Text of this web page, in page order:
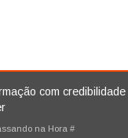
com credibilidade
na Hora #